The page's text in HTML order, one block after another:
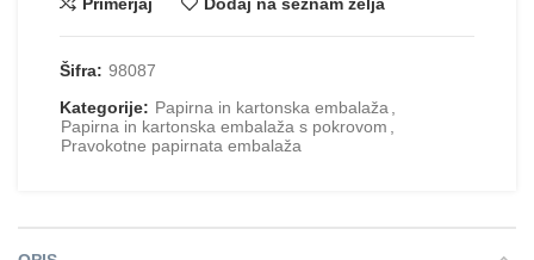
Šifra: 98087
Kategorije: Papirna in kartonska embalaža
Papirna in kartonska embalaža s pokrovom
Pravokotne papirnata embalaža